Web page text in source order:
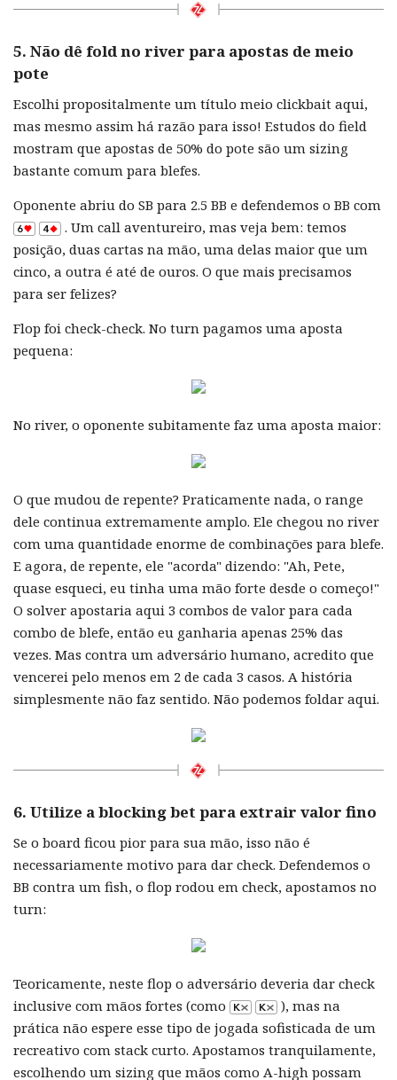
5. Não dê fold no river para apostas de meio
pote
Escolhi propositalmente um título meio clickbait aqui,
mas mesmo assim há razão para isso! Estudos do field
mostram que apostas de 50% do pote são um sizing
bastante comum para blefes.
Oponente abriu do SB para 2.5 BB e defendemos o BB com
. Um call aventureiro, mas veja bem: temos
posição, duas cartas na mão, uma delas maior que um
cinco, a outra é até de ouros. O que mais precisamos
para ser felizes?
Flop foi check-check. No turn pagamos uma aposta
pequena:
No river, o oponente subitamente faz uma aposta maior:
O que mudou de repente? Praticamente nada, o range
dele continua extremamente amplo. Ele chegou no river
com uma quantidade enorme de combinações para blefe.
E agora, de repente, ele "acorda" dizendo: "Ah, Pete,
quase esqueci, eu tinha uma mão forte desde o começo!"
O solver apostaria aqui 3 combos de valor para cada
combo de blefe, então eu ganharia apenas 25% das
vezes. Mas contra um adversário humano, acredito que
vencerei pelo menos em 2 de cada 3 casos. A história
simplesmente não faz sentido. Não podemos foldar aqui.
6. Utilize a blocking bet para extrair valor fino
Se o board ficou pior para sua mão, isso não é
necessariamente motivo para dar check. Defendemos o
BB contra um fish, o flop rodou em check, apostamos no
turn:
Teoricamente, neste flop o adversário deveria dar check
inclusive com mãos fortes (como
), mas na
prática não espere esse tipo de jogada sofisticada de um
recreativo com stack curto. Apostamos tranquilamente,
escolhendo um sizing que mãos como A-high possam